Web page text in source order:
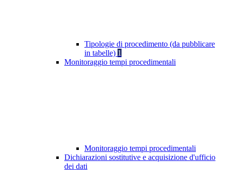
Tipologie di procedimento (da pubblicare
in tabelle) 1
Monitoraggio tempi procedimentali
Monitoraggio tempi procedimentali
Dichiarazioni sostitutive e acquisizione d'ufficio
dei dati